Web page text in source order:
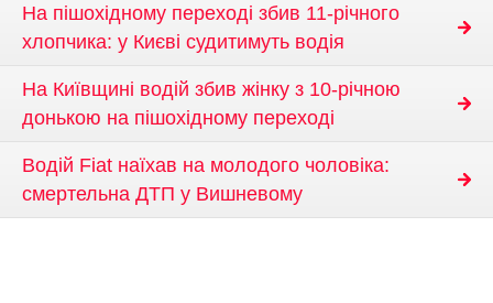
На пішохідному переході збив 11-річного
хлопчика: у Києві судитимуть водія
На Київщині водій збив жінку з 10-річною
донькою на пішохідному переході
Водій Fiat наїхав на молодого чоловіка:
смертельна ДТП у Вишневому